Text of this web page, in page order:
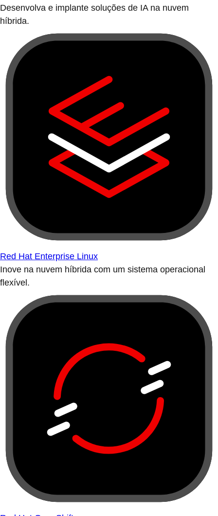
Desenvolva e implante soluções de IA na nuvem
híbrida.
Red Hat Enterprise Linux
Inove na nuvem híbrida com um sistema operacional
flexível.